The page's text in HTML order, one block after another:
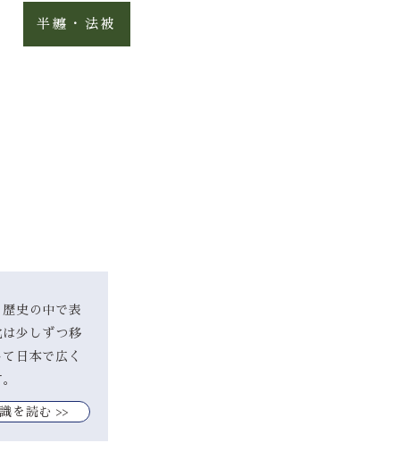
半纏・法被
史の中で表
少しずつ移
日本で広く
を読む >>